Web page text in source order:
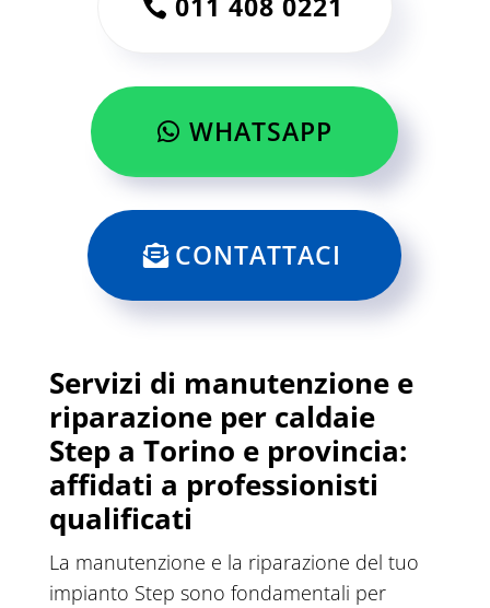
WHATSAPP
CONTATTACI
Servizi di manutenzione e
riparazione per caldaie
Step a Torino e provincia:
affidati a professionisti
qualificati
La manutenzione e la riparazione del tuo
impianto Step sono fondamentali per